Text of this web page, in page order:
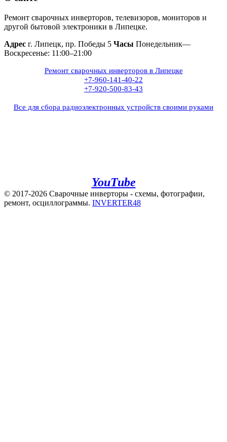
Ремонт сварочных инверторов, телевизоров, мониторов и
другой бытовой электроники в Липецке.
Адрес г. Липецк, пр. Победы 5 Часы Понедельник—
Воскресенье: 11:00–21:00
Ремонт сварочных инверторов в Липецке
+7-960-141-40-22
+7-920-500-83-43
Все для сбора радиоэлектронных устройств своими руками
YouTube
© 2017-2026 Сварочные инверторы - схемы, фотографии,
ремонт, осциллограммы. INVERTER48